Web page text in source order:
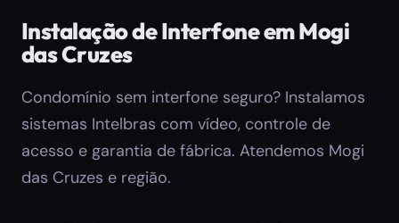
Instalação de Interfone em Mogi
das Cruzes
Condomínio sem interfone seguro? Instalamos
sistemas Intelbras com vídeo, controle de
acesso e garantia de fábrica. Atendemos Mogi
das Cruzes e região.